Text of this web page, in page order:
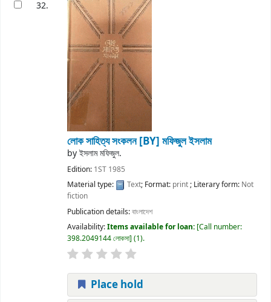
32.
লোক সাহিত্য সংকলন[BY] মফিজুল ইসলাম
byইসলাম মফিজুল.
Edition: 1ST 1985
Material type:
Text; Format: print; Literary form: Not
fiction
Publication details:বাংলাদেশ
Availability:Items available for loan: Call number:
398.2049144 লোকসা (1).
Place hold